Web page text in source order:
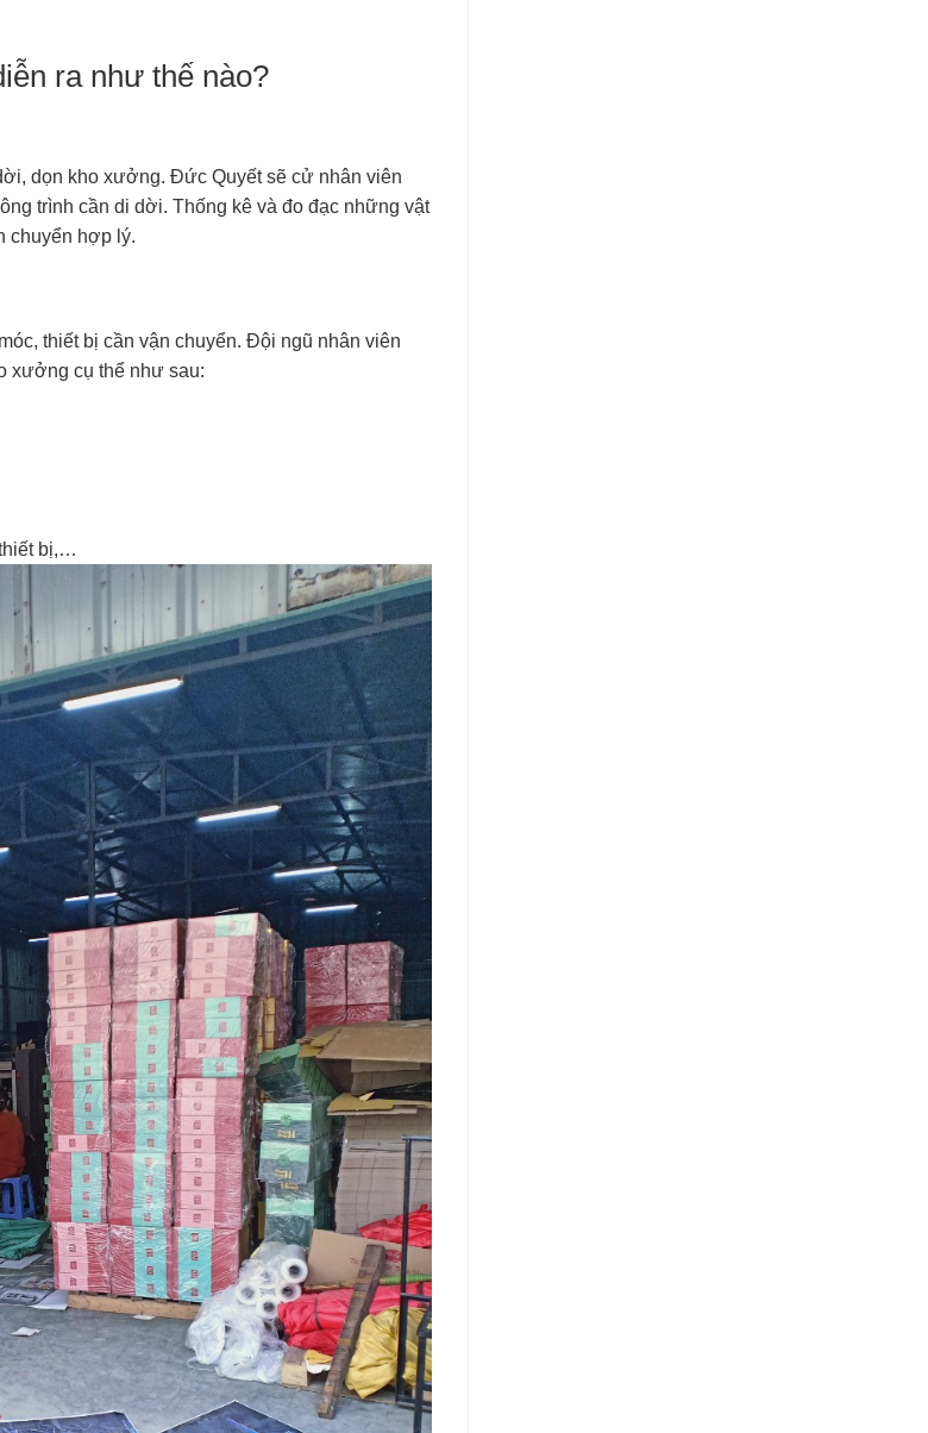
ra như thế nào?
dọn kho xưởng. Đức Quyết sẽ cử nhân viên
trình cần di dời. Thống kê và đo đạc những vật
chuyển hợp lý.
thiết bị cần vận chuyển. Đội ngũ nhân viên
xưởng cụ thể như sau:
bị,…